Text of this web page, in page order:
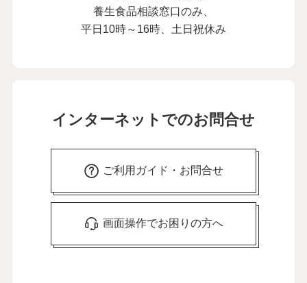
養生食品相談窓口のみ、
平日10時～16時、土日祝休み
インターネットでのお問合せ
ご利用ガイド・お問合せ
画面操作でお困りの方へ